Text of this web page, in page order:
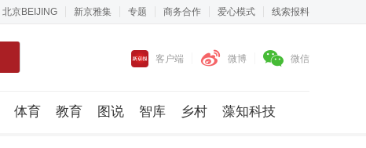
北京BEIJING 新京雅集 专题 商务合作 爱心模式 线索报料
客户端 微博 微信
体育 教育 图说 智库 乡村 藻知科技